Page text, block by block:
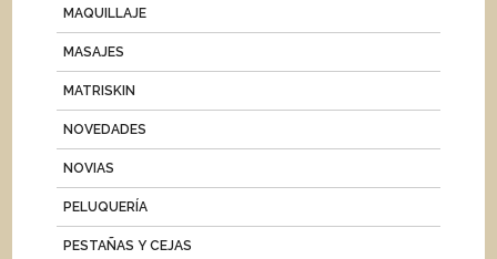
MAQUILLAJE
MASAJES
MATRISKIN
NOVEDADES
NOVIAS
PELUQUERÍA
PESTAÑAS Y CEJAS